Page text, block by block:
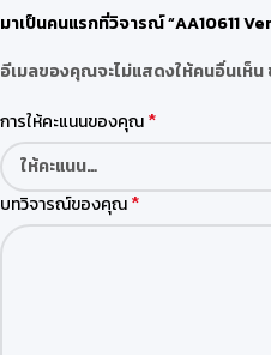
มาเป็นคนแรกที่วิจารณ์ “AA10611
อีเมลของคุณจะไม่แสดงให้คนอื่นเห็น
การให้คะแนนของคุณ*
บทวิจารณ์ของคุณ*